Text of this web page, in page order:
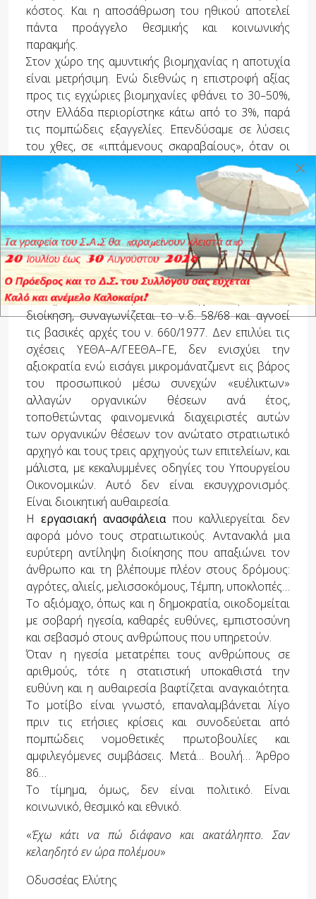
κόστος. Και η αποσάθρωση του ηθικού αποτελεί
πάντα προάγγελο θεσμικής και κοινωνικής
παρακμής.
Στον χώρο της αμυντικής βιομηχανίας η αποτυχία
είναι μετρήσιμη. Ενώ διεθνώς η επιστροφή αξίας
προς τις εγχώριες βιομηχανίες φθάνει το 30–50%,
στην Ελλάδα περιορίστηκε κάτω από το 3%, παρά
τις πομπώδεις εξαγγελίες. Επενδύσαμε σε λύσεις
του χθες, σε «ιπτάμενους σκαραβαίους», όταν οι
σύγχρονες απειλές απαιτούσαν τεχνολογία,
καινοτομία και στρατηγική αυτονομία.
Το αποτέλεσμα είναι χαμένες θέσεις εργασίας
υψηλής εξειδίκευσης και διαρκής εξάρτηση από το
εξωτερικό. Τη σωστή συνταγή τη γνωρίζουμε·
εφαρμόζεται στο ΠΝ στο Κ/Β ESSM, αλλά στερείται
του δημοφιλούς “administration fee”.
Το νέο πολυνομοσχέδιο δεν αποτελεί τομή.
Διατηρεί τις παθογένειες, ενισχύει την κάθετη
διοίκηση, συναγωνίζεται το ν.δ. 58/68 και αγνοεί
τις βασικές αρχές του ν. 660/1977. Δεν επιλύει τις
σχέσεις ΥΕΘΑ–Α/ΓΕΕΘΑ–ΓΕ, δεν ενισχύει την
αξιοκρατία ενώ εισάγει μικρομάνατζμεντ εις βάρος
του προσωπικού μέσω συνεχών «ευέλικτων»
αλλαγών οργανικών θέσεων ανά έτος,
τοποθετώντας φαινομενικά διαχειριστές αυτών
των οργανικών θέσεων τον ανώτατο στρατιωτικό
αρχηγό και τους τρεις αρχηγούς των επιτελείων, και
μάλιστα, με κεκαλυμμένες οδηγίες του Υπουργείου
Οικονομικών. Αυτό δεν είναι εκσυγχρονισμός.
Είναι διοικητική αυθαιρεσία.
Η εργασιακή ανασφάλειαπου καλλιεργείται δεν
αφορά μόνο τους στρατιωτικούς. Αντανακλά μια
ευρύτερη αντίληψη διοίκησης που απαξιώνει τον
άνθρωπο και τη βλέπουμε πλέον στους δρόμους:
αγρότες, αλιείς, μελισσοκόμους, Τέμπη, υποκλοπές…
Το αξιόμαχο, όπως και η δημοκρατία, οικοδομείται
με σοβαρή ηγεσία, καθαρές ευθύνες, εμπιστοσύνη
και σεβασμό στους ανθρώπους που υπηρετούν.
Όταν η ηγεσία μετατρέπει τους ανθρώπους σε
αριθμούς, τότε η στατιστική υποκαθιστά την
ευθύνη και η αυθαιρεσία βαφτίζεται αναγκαιότητα.
Το μοτίβο είναι γνωστό, επαναλαμβάνεται λίγο
πριν τις ετήσιες κρίσεις και συνοδεύεται από
πομπώδεις νομοθετικές πρωτοβουλίες και
αμφιλεγόμενες συμβάσεις. Μετά… Βουλή… Άρθρο
86…
Το τίμημα, όμως, δεν είναι πολιτικό. Είναι
κοινωνικό, θεσμικό και εθνικό.
«Έχω κάτι να πώ διάφανο και ακατάληπτο. Σαν
κελαηδητό εν ώρα πολέμου»
Οδυσσέας Ελύτης
×